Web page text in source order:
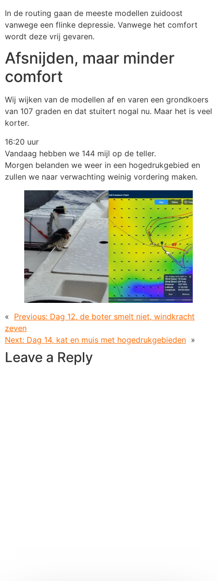
In de routing gaan de meeste modellen zuidoost
vanwege een flinke depressie. Vanwege het comfort
wordt deze vrij gevaren.
Afsnijden, maar minder
comfort
Wij wijken van de modellen af en varen een grondkoers
van 107 graden en dat stuitert nogal nu. Maar het is veel
korter.
16:20 uur
Vandaag hebben we 144 mijl op de teller.
Morgen belanden we weer in een hogedrukgebied en
zullen we naar verwachting weinig vordering maken.
« Previous: Dag 12, de boter smelt niet, windkracht
zeven
Next: Dag 14, kat en muis met hogedrukgebieden »
Leave a Reply